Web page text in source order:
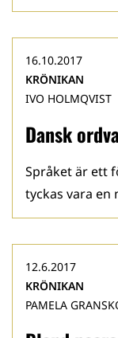
Dansk
16.10.2017
KRÖNIKAN
IVO HOLMQVIST
Språket är ett
tyckas vara
12.6.2017
KRÖNIKAN
PAMELA